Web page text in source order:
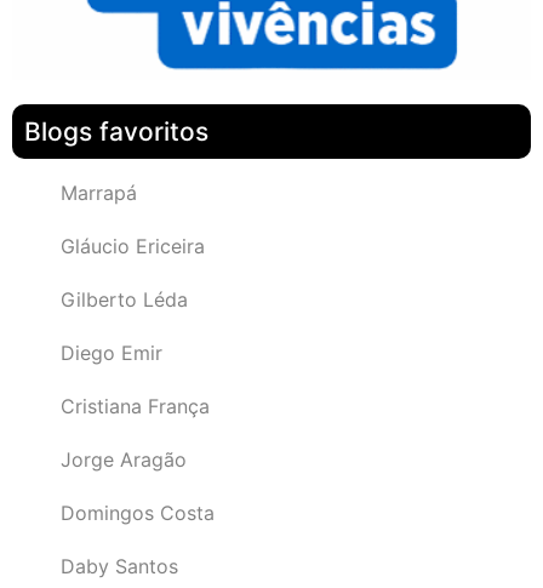
Blogs favoritos
Marrapá
Gláucio Ericeira
Gilberto Léda
Diego Emir
Cristiana França
Jorge Aragão
Domingos Costa
Daby Santos